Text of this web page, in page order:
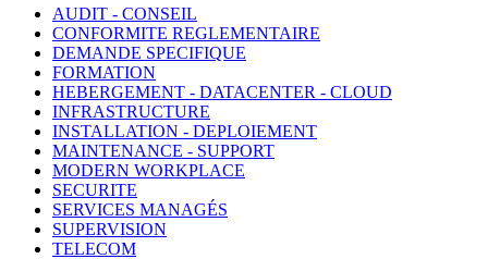
AUDIT - CONSEIL
CONFORMITE REGLEMENTAIRE
DEMANDE SPECIFIQUE
FORMATION
HEBERGEMENT - DATACENTER - CLOUD
INFRASTRUCTURE
INSTALLATION - DEPLOIEMENT
MAINTENANCE - SUPPORT
MODERN WORKPLACE
SECURITE
SERVICES MANAGÉS
SUPERVISION
TELECOM